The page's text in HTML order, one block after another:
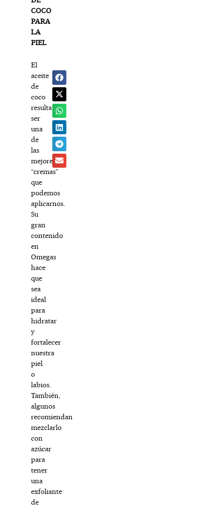
COCO
PARA
LA
PIEL
El
aceite
de
coco
resulta
ser
una
de
las
mejores
“cremas”
que
podemos
aplicarnos.
Su
gran
contenido
en
Omegas
hace
que
sea
ideal
para
hidratar
y
fortalecer
nuestra
piel
o
labios.
También,
algunos
recomiendan
mezclarlo
con
azúcar
para
tener
una
exfoliante
de